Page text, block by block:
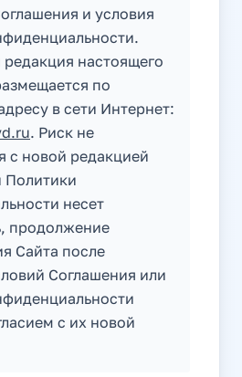
и условия
настоящего
по
в сети Интернет:
. Риск не
с новой редакцией
Политики
несет
продолжение
Сайта после
Соглашения или
с их новой